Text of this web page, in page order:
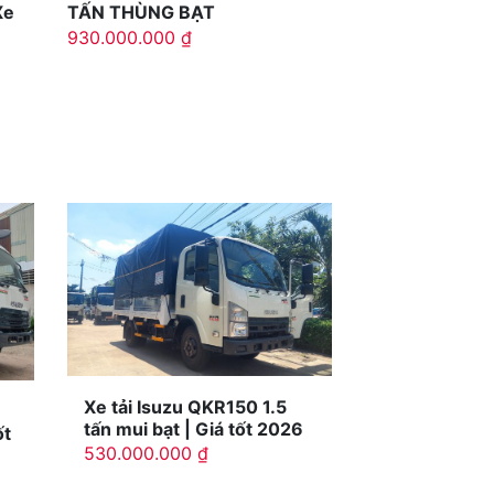
TẤN THÙNG BẠT
930.000.000 ₫
Xe tải Isuzu QKR150 1.5
tấn mui bạt | Giá tốt 2026
530.000.000 ₫